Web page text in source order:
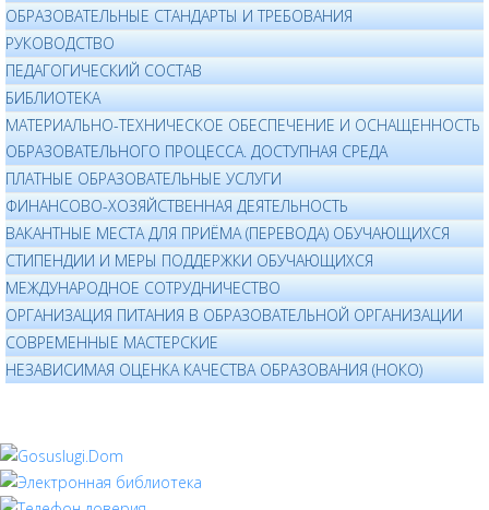
ОБРАЗОВАТЕЛЬНЫЕ СТАНДАРТЫ И ТРЕБОВАНИЯ
РУКОВОДСТВО
ПЕДАГОГИЧЕСКИЙ СОСТАВ
БИБЛИОТЕКА
МАТЕРИАЛЬНО-ТЕХНИЧЕСКОЕ ОБЕСПЕЧЕНИЕ И ОСНАЩЕННОСТЬ
ОБРАЗОВАТЕЛЬНОГО ПРОЦЕССА. ДОСТУПНАЯ СРЕДА
ПЛАТНЫЕ ОБРАЗОВАТЕЛЬНЫЕ УСЛУГИ
ФИНАНСОВО-ХОЗЯЙСТВЕННАЯ ДЕЯТЕЛЬНОСТЬ
ВАКАНТНЫЕ МЕСТА ДЛЯ ПРИЁМА (ПЕРЕВОДА) ОБУЧАЮЩИХСЯ
СТИПЕНДИИ И МЕРЫ ПОДДЕРЖКИ ОБУЧАЮЩИХСЯ
МЕЖДУНАРОДНОЕ СОТРУДНИЧЕСТВО
ОРГАНИЗАЦИЯ ПИТАНИЯ В ОБРАЗОВАТЕЛЬНОЙ ОРГАНИЗАЦИИ
СОВРЕМЕННЫЕ МАСТЕРСКИЕ
НЕЗАВИСИМАЯ ОЦЕНКА КАЧЕСТВА ОБРАЗОВАНИЯ (НОКО)